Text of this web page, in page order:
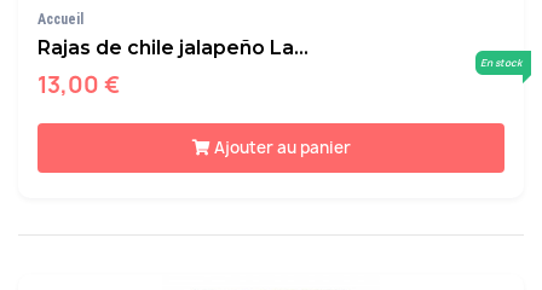
Accueil
Rajas de chile jalapeño La...
13,00 €
En stock
Ajouter au panier